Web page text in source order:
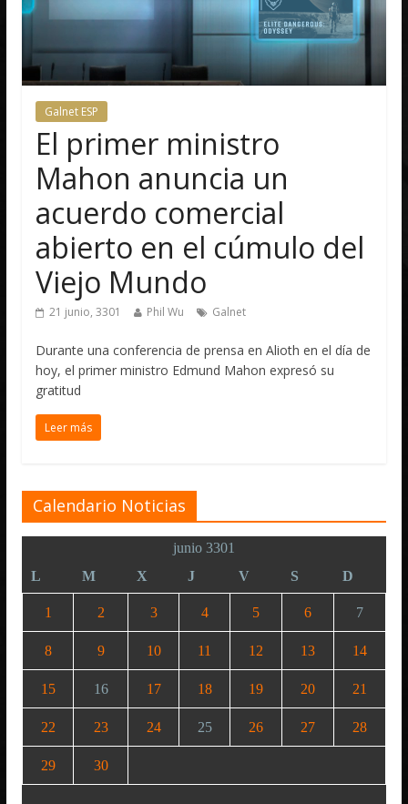
Galnet ESP
El primer ministro
Mahon anuncia un
acuerdo comercial
abierto en el cúmulo del
Viejo Mundo
21 junio, 3301 Phil Wu Galnet
Durante una conferencia de prensa en Alioth en el día de
hoy, el primer ministro Edmund Mahon expresó su
gratitud
Leer más
Calendario Noticias
junio 3301
L
M X J V S D
1 2 3 4 5 6 7
8 9 10 11 12 13 14
15 16 17 18 19 20 21
22 23 24 25 26 27 28
29 30